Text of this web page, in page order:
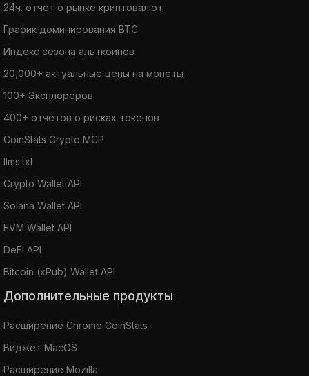
24ч. отчет о рынке криптовалют
График доминирования BTC
Индекс сезона альткоинов
20,000+ актуальные цены на монеты
100+ Эксплореров
400+ отчётов о рисках токенов
CoinStats Crypto MCP
llms.txt
Crypto Wallet API
Solana Wallet API
EVM Wallet API
DeFi API
Bitcoin (xPub) Wallet API
Дополнительные продукты
Расширение Chrome CoinStats
Виджет MacOS
Расширение Mozilla